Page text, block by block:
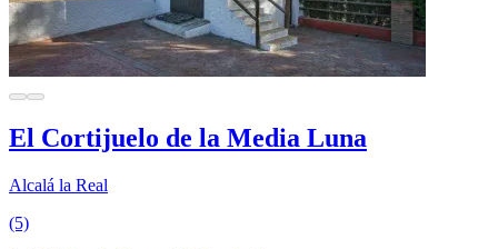
El Cortijuelo de la Media Luna
Alcalá la Real
(5)